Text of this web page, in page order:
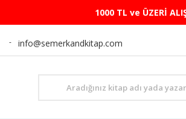
1000 TL ve ÜZERİ
info@semerkandkitap.com